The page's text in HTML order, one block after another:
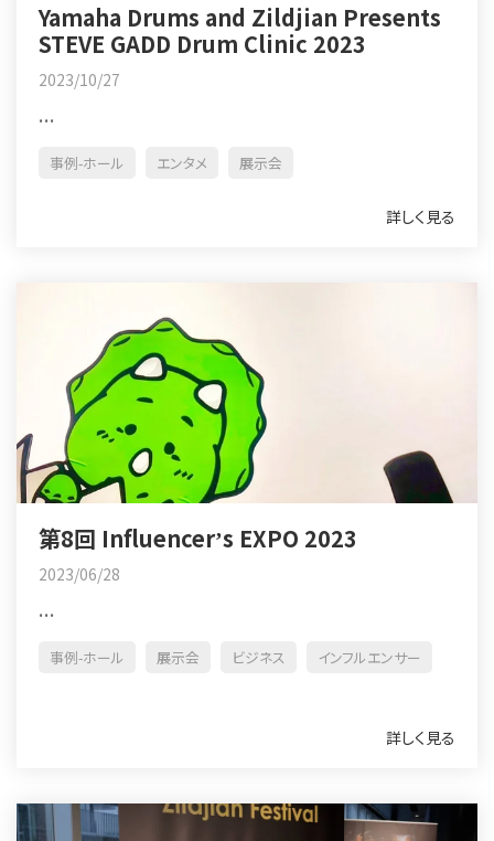
Yamaha Drums and Zildjian Presents
STEVE GADD Drum Clinic 2023
2023/10/27
...
事例-ホール エンタメ 展示会
詳しく見る
第8回 Influencerʼs EXPO 2023
2023/06/28
...
事例-ホール 展示会 ビジネス インフルエンサー
詳しく見る